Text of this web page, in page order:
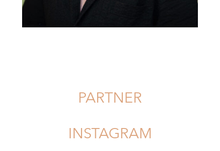
PARTNER
INSTAGRAM